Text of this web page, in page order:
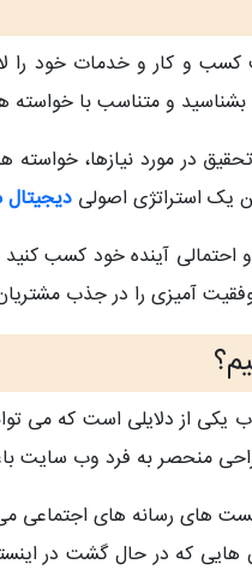
کسب و کار و خدمات خود
و متناسب با
در مورد نیازها، خواسته
یک استراتژی اصولی دیجیتال
آینده خود کسب
آمیزی را در جذب
از دلایلی است که می
منحصر به فرد وب سایت
های رسانه های اجتماعی
که در حال گشت در